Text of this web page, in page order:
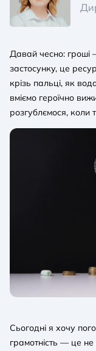
Давай чесно: гроші
застосунку, це
крізь пальці, як
вміємо героїчно
розгублємося, коли
Сьогодні я хочу
грамотність — це не